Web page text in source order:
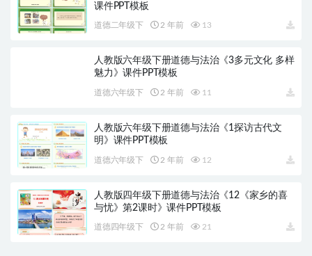
课件PPT模板
道德二年级下 2 年前 13
人教版六年级下册道德与法治《3多元文化 多样
魅力》课件PPT模板
道德六年级下 2 年前 11
人教版六年级下册道德与法治《1探访古代文
明》课件PPT模板
道德六年级下 2 年前 12
人教版四年级下册道德与法治《12《家乡的喜
与忧》第2课时》课件PPT模板
道德四年级下 2 年前 21